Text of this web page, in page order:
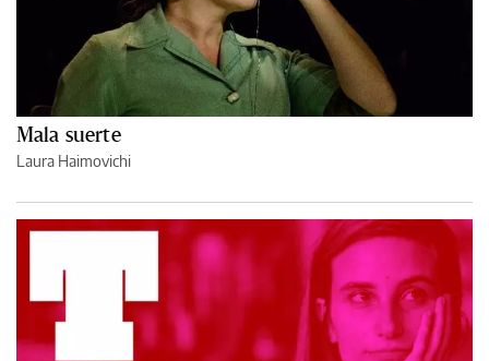
Mala suerte
Laura Haimovichi